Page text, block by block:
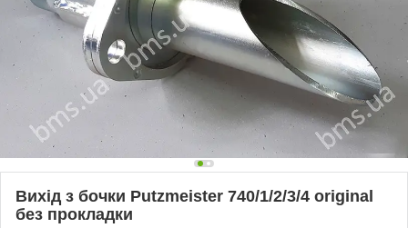
Вихід з бочки Putzmeister 740/1/2/3/4 original
без прокладки